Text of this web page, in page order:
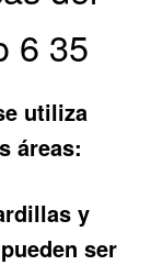
6 35
utiliza
áreas:
y
ser